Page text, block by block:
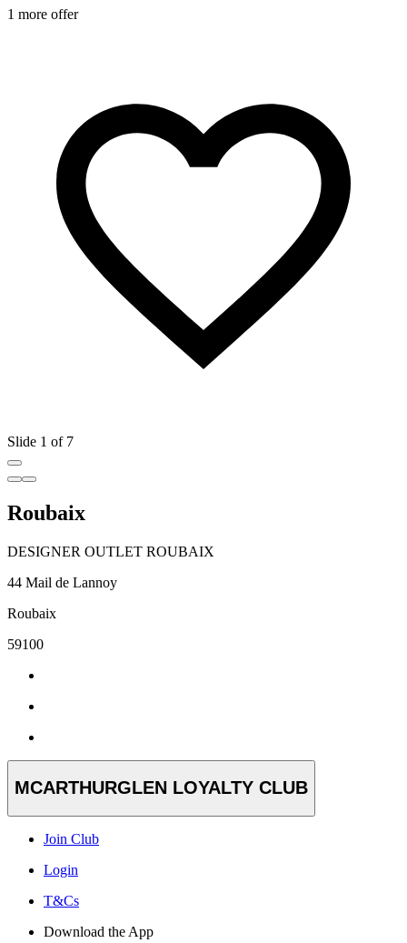
1 more offer
Slide 1 of 7
Roubaix
DESIGNER OUTLET ROUBAIX
44 Mail de Lannoy
Roubaix
59100
MCARTHURGLEN LOYALTY CLUB
Join Club
Login
T&Cs
Download the App